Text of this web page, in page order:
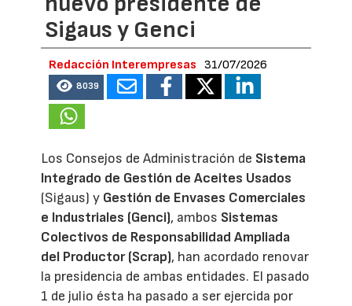
Sigaus y Genci
Redacción Interempresas 31/07/2026
8039
Los Consejos de Administración de Sistema
Integrado de Gestión de Aceites Usados
(Sigaus) y Gestión de Envases Comerciales
e Industriales (Genci), ambos Sistemas
Colectivos de Responsabilidad Ampliada
del Productor (Scrap), han acordado renovar
la presidencia de ambas entidades. El pasado
1 de julio ésta ha pasado a ser ejercida por